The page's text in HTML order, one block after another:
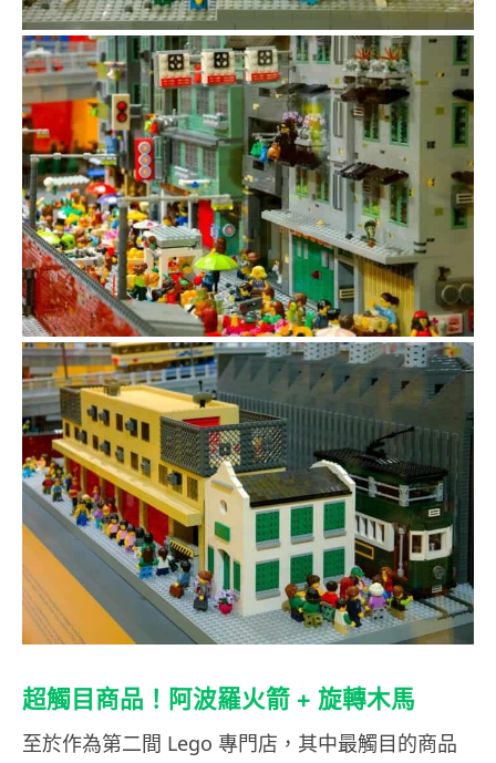
超觸目商品！阿波羅火箭 + 旋轉木馬
至於作為第二間 Lego 專門店，其中最觸目的商品